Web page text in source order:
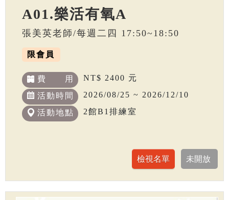
A01.樂活有氧A
張美英老師/每週二四 17:50~18:50
限會員
費 用 NT$ 2400 元
活動時間 2026/08/25 ~ 2026/12/10
活動地點 2館B1排練室